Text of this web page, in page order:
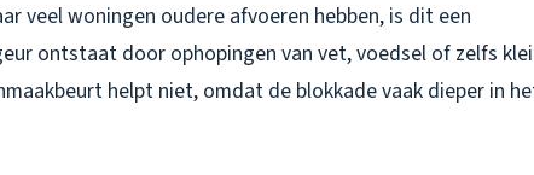
veel woningen oudere afvoeren hebben, is dit een
ontstaat door ophopingen van vet, voedsel of zelfs
helpt niet, omdat de blokkade vaak dieper in